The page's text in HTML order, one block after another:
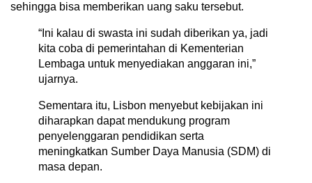
sehingga bisa memberikan uang saku tersebut.
“Ini kalau di swasta ini sudah diberikan ya, jadi
kita coba di pemerintahan di Kementerian
Lembaga untuk menyediakan anggaran ini,”
ujarnya.
Sementara itu, Lisbon menyebut kebijakan ini
diharapkan dapat mendukung program
penyelenggaran pendidikan serta
meningkatkan Sumber Daya Manusia (SDM) di
masa depan.